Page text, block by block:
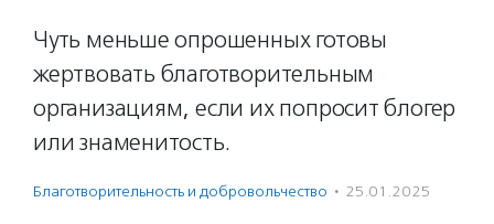
Чуть меньше опрошенных готовы
жертвовать благотворительным
организациям, если их попросит блогер
или знаменитость.
Благотвори­тель­ность и доброволь­чест­во · 25.01.2025